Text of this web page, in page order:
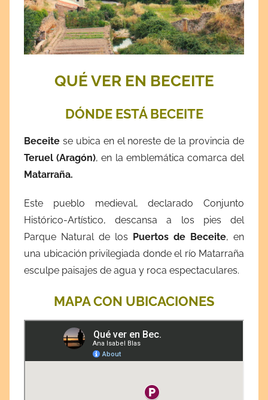
QUÉ VER EN BECEITE
DÓNDE ESTÁ BECEITE
Beceite se ubica en el noreste de la provincia de
Teruel (Aragón), en la emblemática comarca del
Matarraña.
Este pueblo medieval, declarado Conjunto
Histórico-Artístico, descansa a los pies del
Parque Natural de los Puertos de Beceite, en
una ubicación privilegiada donde el río Matarraña
esculpe paisajes de agua y roca espectaculares.
MAPA CON UBICACIONES